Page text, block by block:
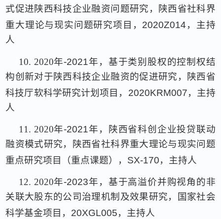
式促进陕西科技企业融资问题研究，陕西省社科界
重大理论与现实问题研究项目， 2020Z014 ，主持
人
10. 2020年-2021年，基于类别股权的控制权结
构创新对于陕西科技企业融资的促进研究，陕西省
科技厅软科学研究计划项目， 2020KRM007，主持
人
11. 2020年-2021年，陕西省科创企业投贷联动
融资模式研究，陕西省社科界重大理论与现实问题
重点研究项目（重点课题）， SX-170，主持人
12. 2020年-2023年，基于高溢价并购视角的非
关联大股东的公司治理机制及效果研究，国家社会
科学基金项目， 20XGL005，主持人